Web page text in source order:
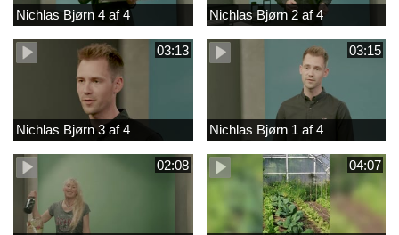
Nichlas Bjørn 4 af 4 Nichlas Bjørn 2 af 4
03:13
Nichlas Bjørn 3 af 4
03:15
Nichlas Bjørn 1 af 4
02:08 04:07